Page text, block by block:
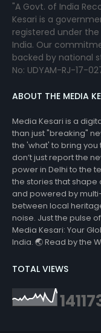
"A Govt. of India
Kesari is a
registered under the
India. Our
backed by national
No: UDYAM-RJ-17-
ABOUT THE MEDIA
Media Kesari is a
than just "breaking"
the 'what' to bring you
don’t just report the
power in Delhi to the
the stories that shape
and powered by
between local
noise. Just the pulse
Media Kesari: Your
India. 🌏 Read by the
TOTAL VIEWS
14117